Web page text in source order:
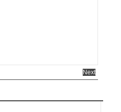
Next